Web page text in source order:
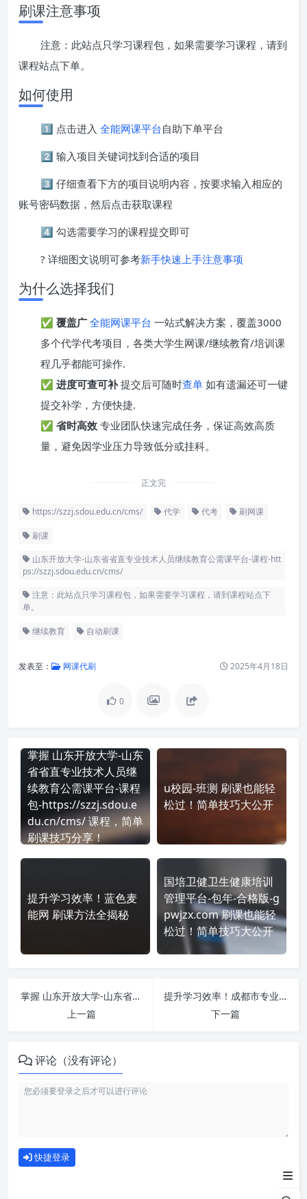
刷课注意事项
注意：此站点只学习课程包，如果需要学习课程，请到
课程站点下单。
如何使用
1️⃣ 点击进入 全能网课平台自助下单平台
2️⃣ 输入项目关键词找到合适的项目
3️⃣ 仔细查看下方的项目说明内容，按要求输入相应的
账号密码数据，然后点击获取课程
4️⃣ 勾选需要学习的课程提交即可
? 详细图文说明可参考新手快速上手注意事项
为什么选择我们
✅ 覆盖广 全能网课平台 一站式解决方案，覆盖3000
多个代学代考项目，各类大学生网课/继续教育/培训课
程几乎都能可操作.
✅ 进度可查可补提交后可随时查单 如有遗漏还可一键
提交补学，方便快捷.
✅ 省时高效 专业团队快速完成任务，保证高效高质
量，避免因学业压力导致低分或挂科。
正文完
https://szzj.sdou.edu.cn/cms/ 代学 代考 刷网课
刷课
山东开放大学-山东省省直专业技术人员继续教育公需课平台-课程-htt
ps://szzj.sdou.edu.cn/cms/
注意：此站点只学习课程包，如果需要学习课程，请到课程站点下
单。
继续教育 自动刷课
发表至： 网课代刷 2025年4月18日
0
掌握 山东开放大学-山东
省省直专业技术人员继
续教育公需课平台-课程
包-https://szzj.sdou.e
du.cn/cms/ 课程，简单
刷课技巧分享！
u校园-班测 刷课也能轻
松过！简单技巧大公开
提升学习效率！蓝色麦
能网 刷课方法全揭秘
国培卫健卫生健康培训
管理平台-包年-合格版-g
pwjzx.com 刷课也能轻
松过！简单技巧大公开
掌握 山东开放大学-山东省省直专业技术人员继续教育公需课平台-课程-https://szzj.sdou.edu.cn/cms/ 课程，简单刷课技巧分享！
上一篇
提升学习效率！成都市专业技术人员继续教育基地（市政）-https://www.cdzjjj.cn/ 刷课方法全揭秘
下一篇
评论（没有评论）
快捷登录